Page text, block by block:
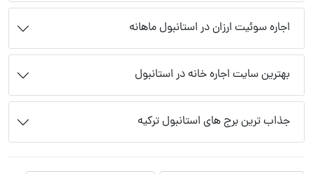
اجاره سوئیت ارزان در استانبول ماهانه
بهترین سایت اجاره خانه در استانبول
جذاب ترین برج های استانبول ترکیه